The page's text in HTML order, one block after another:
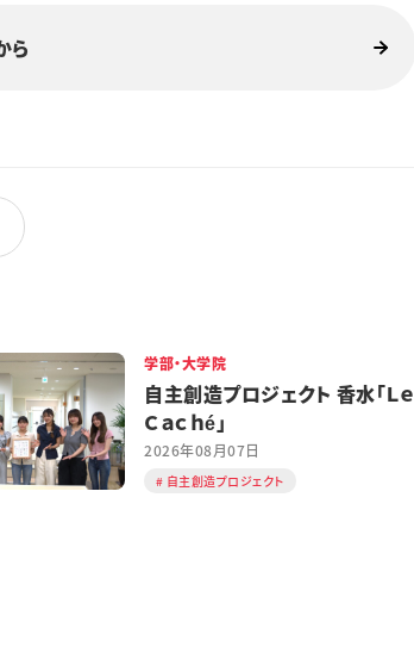
ら
学部・大学院
自主創造プロジェクト 香水「Ｌｅ
Ｃａｃｈé」
2026年08月07日
自主創造プロジェクト